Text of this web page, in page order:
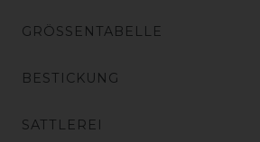
GRÖSSENTABELLE
BESTICKUNG
SATTLEREI